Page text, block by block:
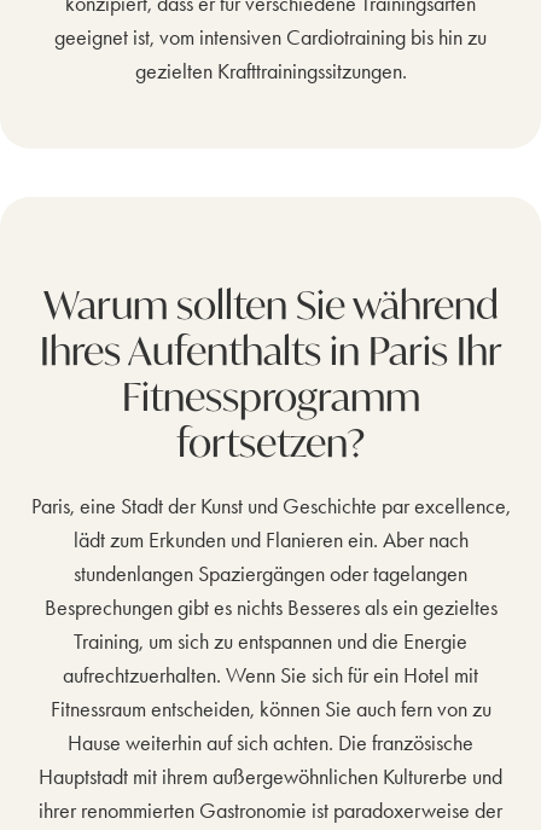
geeignet ist, vom intensiven Cardiotraining bis hin zu
gezielten Krafttrainingssitzungen.
Warum sollten Sie während
Ihres Aufenthalts in Paris Ihr
Fitnessprogramm
fortsetzen?
Paris, eine Stadt der Kunst und Geschichte par excellence,
lädt zum Erkunden und Flanieren ein. Aber nach
stundenlangen Spaziergängen oder tagelangen
Besprechungen gibt es nichts Besseres als ein gezieltes
Training, um sich zu entspannen und die Energie
aufrechtzuerhalten. Wenn Sie sich für ein Hotel mit
Fitnessraum entscheiden, können Sie auch fern von zu
Hause weiterhin auf sich achten. Die französische
Hauptstadt mit ihrem außergewöhnlichen Kulturerbe und
ihrer renommierten Gastronomie ist paradoxerweise der